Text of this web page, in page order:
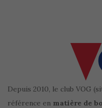
Depuis 2010, le club VOG
référence en matière de